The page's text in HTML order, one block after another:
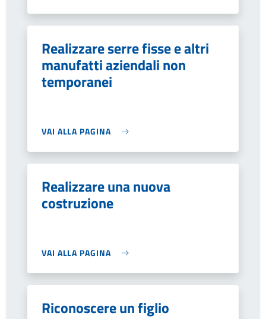
Realizzare serre fisse e altri
manufatti aziendali non
temporanei
VAI ALLA PAGINA
Realizzare una nuova
costruzione
VAI ALLA PAGINA
Riconoscere un figlio